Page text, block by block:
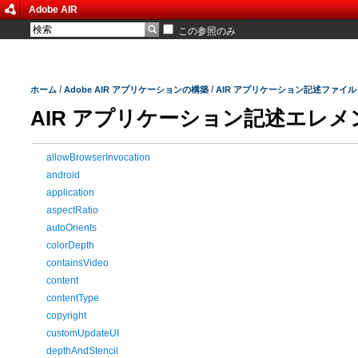
Adobe AIR
この参照のみ
ホーム / Adobe AIR アプリケーションの構築 / AIR アプリケーション記述ファイル
AIR アプリケーション記述エレメ
allowBrowserInvocation
android
application
aspectRatio
autoOrients
colorDepth
containsVideo
content
contentType
copyright
customUpdateUI
depthAndStencil